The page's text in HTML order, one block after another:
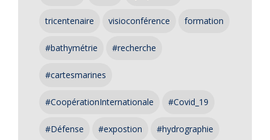
tricentenaire visioconférence formation
#bathymétrie #recherche
#cartesmarines
#CoopérationInternationale #Covid_19
#Défense #expostion #hydrographie